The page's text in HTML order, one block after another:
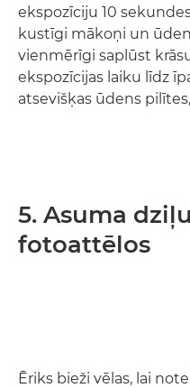
ekspozīciju 10
kustīgi mākoņi un
vienmērīgi saplūst
ekspozīcijas laiku līdz
atsevišķas ūdens
5. Asuma
fotoattēlos
Ēriks bieži vēlas, lai